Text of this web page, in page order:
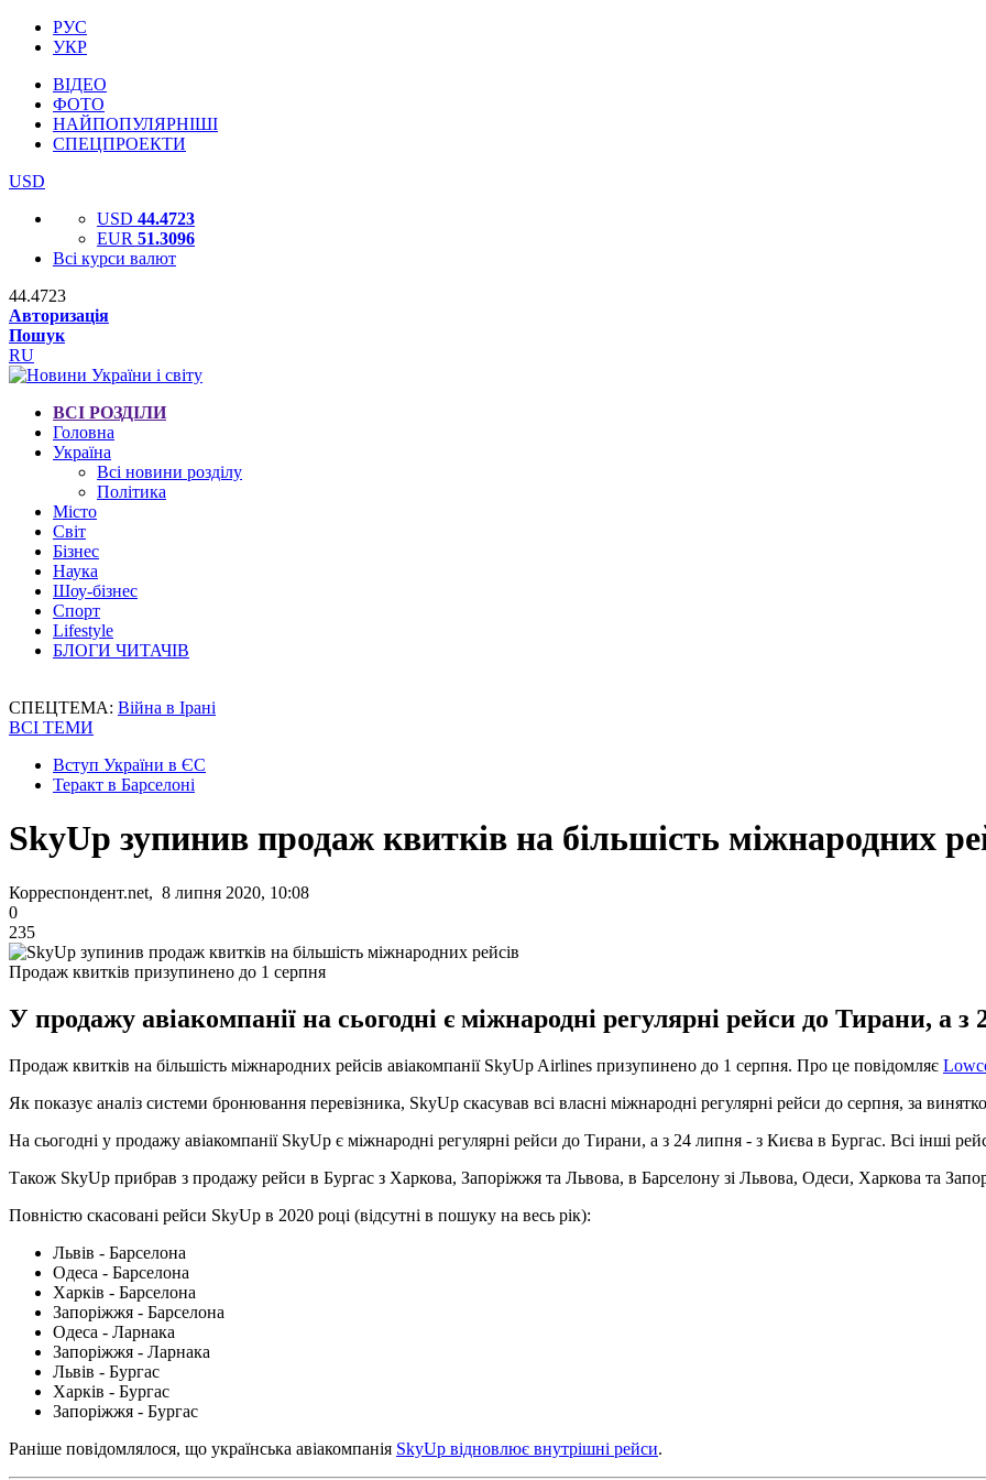
РУС
УКР
ВІДЕО
ФОТО
НАЙПОПУЛЯРНІШІ
СПЕЦПРОЕКТИ
USD
USD 44.4723
EUR 51.3096
Всі курси валют
44.4723
Авторизація
Пошук
RU
ВСІ РОЗДІЛИ
Головна
Україна
Всі новини розділу
Політика
Місто
Світ
Бізнес
Наука
Шоу-бізнес
Спорт
Lifestyle
БЛОГИ ЧИТАЧІВ
СПЕЦТЕМА: Війна в Ірані
ВСІ ТЕМИ
Вступ України в ЄС
Теракт в Барселоні
SkyUp зупинив продаж квитків на більшість міжнародних
Корреспондент.net, 8 липня 2020, 10:08
0
235
Продаж квитків призупинено до 1 серпня
У продажу авіакомпанії на сьогодні є міжнародні регулярні рейси до Тирани, а
Продаж квитків на більшість міжнародних рейсів авіакомпанії SkyUp Airlines призупинено до 1 серпня. Про це повідомляє
Як показує аналіз системи бронювання перевізника, SkyUp скасував всі власні міжнародні регулярні рейси до серпня, за
На сьогодні у продажу авіакомпанії SkyUp є міжнародні регулярні рейси до Тирани, а з 24 липня - з Києва в Бургас. Всі інші
Також SkyUp прибрав з продажу рейси в Бургас з Харкова, Запоріжжя та Львова, в Барселону зі Львова, Одеси, Харкова та
Повністю скасовані рейси SkyUp в 2020 році (відсутні в пошуку на весь рік):
Львів - Барселона
Одеса - Барселона
Харків - Барселона
Запоріжжя - Барселона
Одеса - Ларнака
Запоріжжя - Ларнака
Львів - Бургас
Харків - Бургас
Запоріжжя - Бургас
Раніше повідомлялося, що українська авіакомпанія SkyUp відновлює внутрішні рейси.